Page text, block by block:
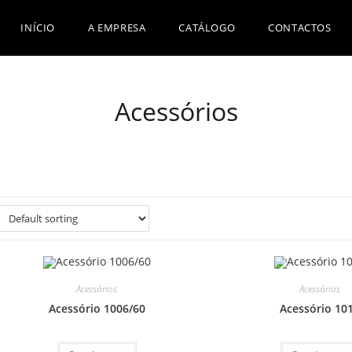
INÍCIO A EMPRESA CATÁLOGO CONTACTOS
Acessórios
Acessórios
Acessório 1006/60
Acessórios
Acessório